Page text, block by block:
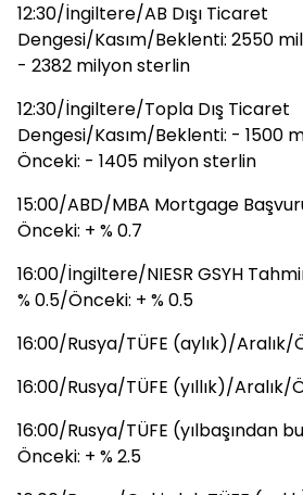
12:30/İngiltere/AB Dışı Ticaret
Dengesi/Kasım/Beklenti: 2550
- 2382 milyon sterlin
12:30/İngiltere/Topla Dış Ticaret
Dengesi/Kasım/Beklenti: - 1500
Önceki: - 1405 milyon sterlin
15:00/ABD/MBA Mortgage
Önceki: + % 0.7
16:00/İngiltere/NIESR GSYH
% 0.5/Önceki: + % 0.5
16:00/Rusya/TÜFE (aylık)/Aralık/
16:00/Rusya/TÜFE (yıllık)/Aralık/
16:00/Rusya/TÜFE (yılbaşından
Önceki: + % 2.5